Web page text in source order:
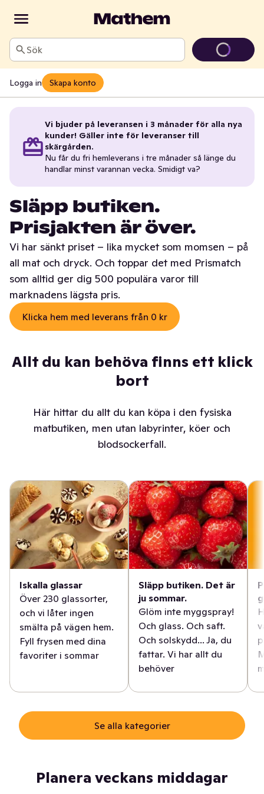
Sök
Logga in Skapa konto
Vi bjuder på leveransen i 3 månader för alla nya
kunder! Gäller inte för leveranser till
skärgården.
Nu får du fri hemleverans i tre månader så länge du
handlar minst varannan vecka. Smidigt va?
Släpp butiken.
Prisjakten är över.
Vi har sänkt priset – lika mycket som momsen – på
all mat och dryck. Och toppar det med Prismatch
som alltid ger dig 500 populära varor till
marknadens lägsta pris.
Klicka hem med leverans från 0 kr
Allt du kan behöva finns ett klick
bort
Här hittar du allt du kan köpa i den fysiska
matbutiken, men utan labyrinter, köer och
blodsockerfall.
Iskalla glassar
Över 230 glassorter,
och vi låter ingen
smälta på vägen hem.
Fyll frysen med dina
favoriter i sommar
Släpp butiken. Det är
ju sommar.
Glöm inte myggspray!
Och glass. Och saft.
Och solskydd... Ja, du
fattar. Vi har allt du
behöver
Se alla kategorier
Planera veckans middagar